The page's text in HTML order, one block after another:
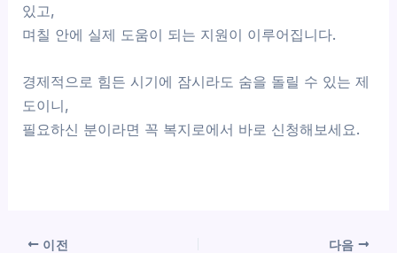
있고,
며칠 안에 실제 도움이 되는 지원이 이루어집니다.
경제적으로 힘든 시기에 잠시라도 숨을 돌릴 수 있는 제
도이니,
필요하신 분이라면 꼭 복지로에서 바로 신청해보세요.
이전 다음